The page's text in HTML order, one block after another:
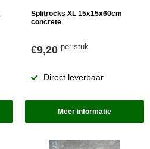
Splitrocks XL 15x15x60cm
concrete
€9,20per stuk
Direct leverbaar
Meer informatie